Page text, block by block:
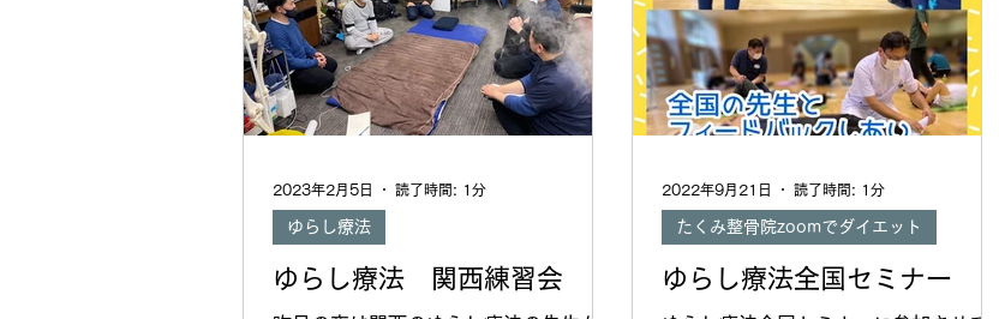
ゆらし療法 関西練習会
ゆらし療法
2023年2月5日 読了時間: 1分
ゆらし療法全国セミナー
たくみ整骨院zoomでダイエット
2022年9月21日 読了時間: 1分